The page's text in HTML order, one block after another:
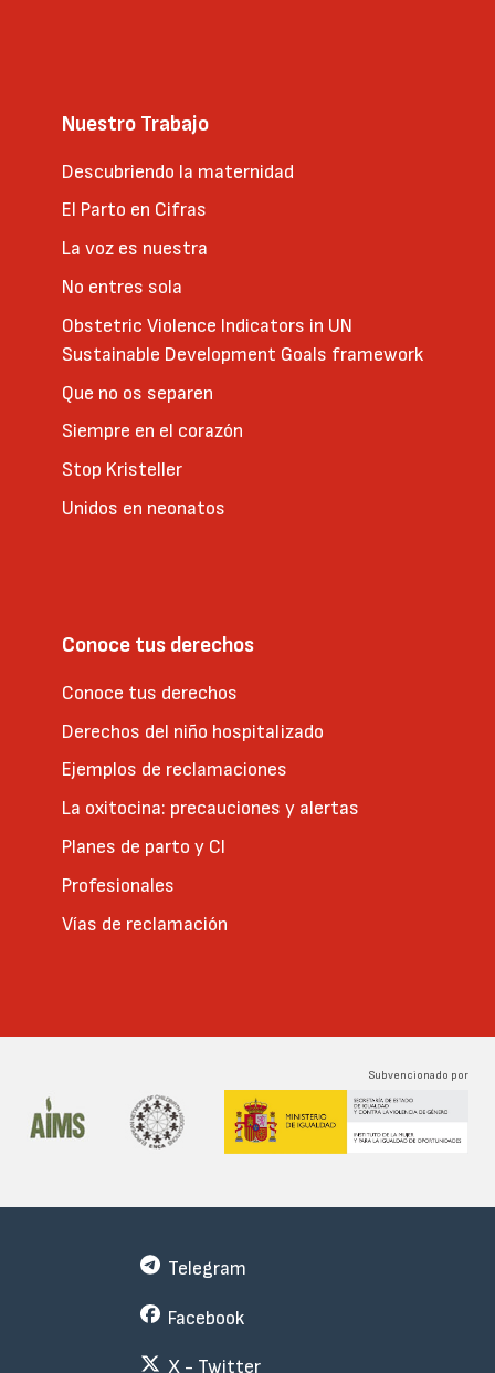
Nuestro Trabajo
Descubriendo la maternidad
El Parto en Cifras
La voz es nuestra
No entres sola
Obstetric Violence Indicators in UN
Sustainable Development Goals framework
Que no os separen
Siempre en el corazón
Stop Kristeller
Unidos en neonatos
Conoce tus derechos
Conoce tus derechos
Derechos del niño hospitalizado
Ejemplos de reclamaciones
La oxitocina: precauciones y alertas
Planes de parto y CI
Profesionales
Vías de reclamación
Subvencionado por
Telegram
Facebook
X - Twitter